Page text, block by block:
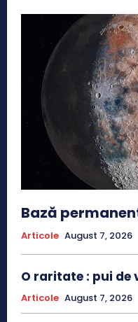
Bază
Articole August 7, 2026
O raritate : pui de
Articole August 7, 2026